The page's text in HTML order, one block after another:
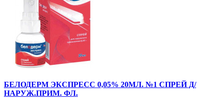
БЕЛОДЕРМ ЭКСПРЕСС 0,05% 20МЛ. №1 СПРЕЙ Д/
НАРУЖ.ПРИМ. ФЛ.